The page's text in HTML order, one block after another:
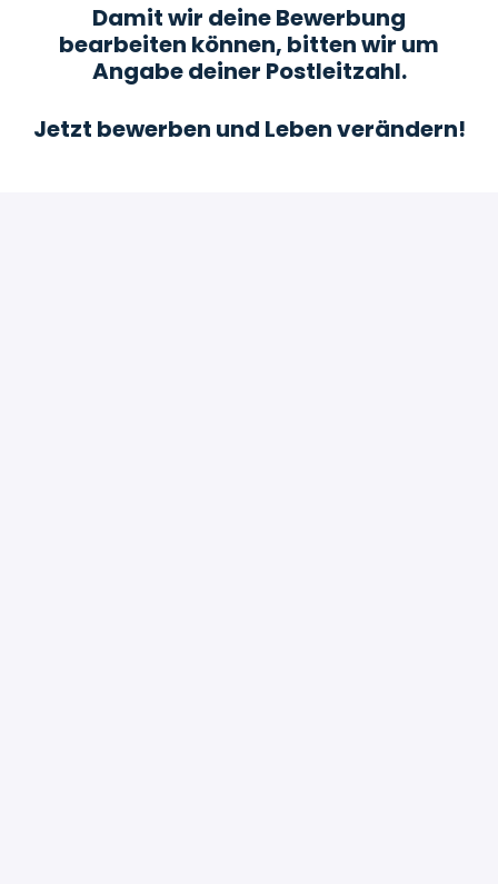
Damit wir deine Bewerbung
bearbeiten können, bitten wir um
Angabe deiner Postleitzahl.
Jetzt bewerben und Leben verändern!